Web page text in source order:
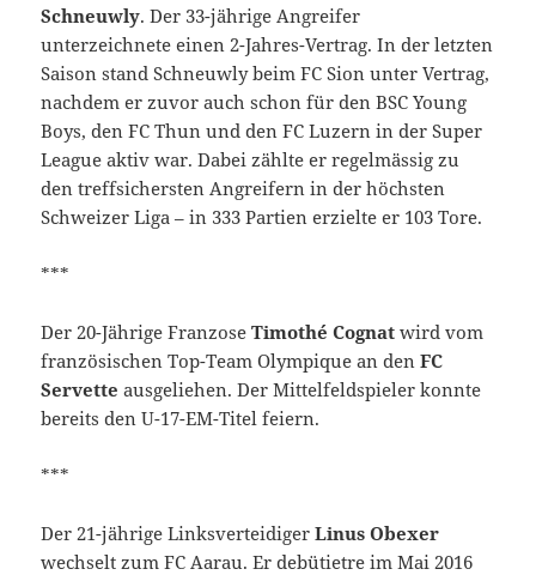
Schneuwly. Der 33-jährige Angreifer
unterzeichnete einen 2-Jahres-Vertrag. In der letzten
Saison stand Schneuwly beim FC Sion unter Vertrag,
nachdem er zuvor auch schon für den BSC Young
Boys, den FC Thun und den FC Luzern in der Super
League aktiv war. Dabei zählte er regelmässig zu
den treffsichersten Angreifern in der höchsten
Schweizer Liga – in 333 Partien erzielte er 103 Tore.
***
Der 20-Jährige FranzoseTimothé Cognat wird vom
französischen Top-Team Olympique an denFC
Servette ausgeliehen. Der Mittelfeldspieler konnte
bereits den U-17-EM-Titel feiern.
***
Der 21-jährige LinksverteidigerLinus Obexer
wechselt zum FC Aarau. Er debütietre im Mai 2016